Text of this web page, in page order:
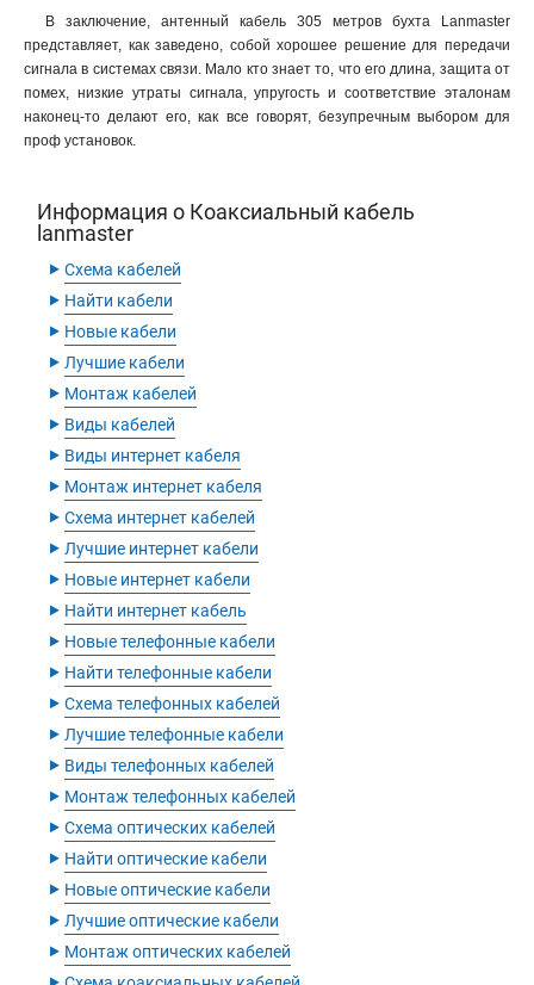
В заключение, антенный кабель 305 метров бухта Lanmaster
представляет, как заведено, собой хорошее решение для передачи
сигнала в системах связи. Мало кто знает то, что его длина, защита от
помех, низкие утраты сигнала, упругость и соответствие эталонам
наконец-то делают его, как все говорят, безупречным выбором для
проф установок.
Информация о Коаксиальный кабель
lanmaster
‣ Схема кабелей
‣ Найти кабели
‣ Новые кабели
‣ Лучшие кабели
‣ Монтаж кабелей
‣ Виды кабелей
‣ Виды интернет кабеля
‣ Монтаж интернет кабеля
‣ Схема интернет кабелей
‣ Лучшие интернет кабели
‣ Новые интернет кабели
‣ Найти интернет кабель
‣ Новые телефонные кабели
‣ Найти телефонные кабели
‣ Схема телефонных кабелей
‣ Лучшие телефонные кабели
‣ Виды телефонных кабелей
‣ Монтаж телефонных кабелей
‣ Схема оптических кабелей
‣ Найти оптические кабели
‣ Новые оптические кабели
‣ Лучшие оптические кабели
‣ Монтаж оптических кабелей